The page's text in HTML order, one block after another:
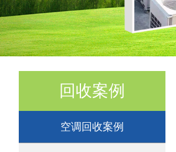
回收案例
空调回收案例